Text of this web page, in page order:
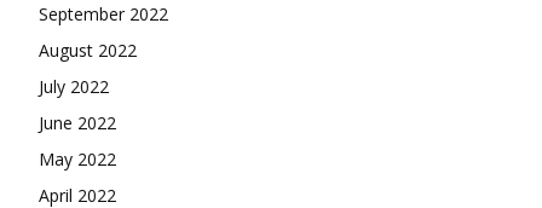
September 2022
August 2022
July 2022
June 2022
May 2022
April 2022